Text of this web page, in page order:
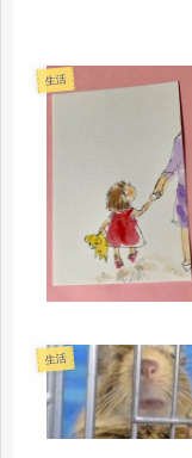
生活
生活